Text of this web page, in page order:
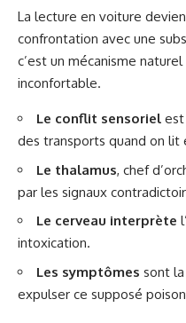
La lecture en voiture
confrontation avec une
c’est un mécanisme
inconfortable.
Le conflit sensoriel est
des transports quand on lit
Le thalamus, chef
par les signaux
Le cerveau interprète
intoxication.
Les symptômes sont
expulser ce supposé